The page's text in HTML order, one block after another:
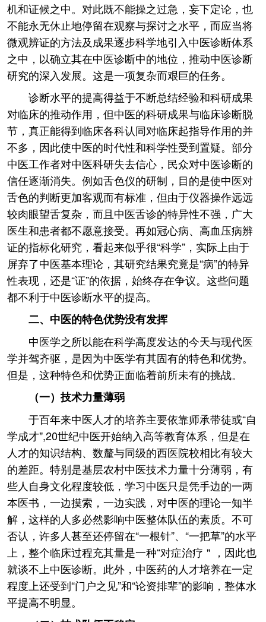
机和证候之中。对此既不能操之过急，妄下定论，也
不能永无休止地停留在观察与探讨之水平，而应当将
微观辨证的方法及成果逐步科学地引入中医诊断体系
之中，以确立其在中医诊断中的地位，推动中医诊断
研究的深入发展。这是一项复杂而艰巨的任务。
诊断水平的提高得益于不断总结经验和科研成果
对临床的推动作用，但中医的科研成果与临床诊断脱
节，真正能得到临床各科认同对临床起指导作用的并
不多，因此使中医的时代性和科学性受到置疑。部分
中医工作者对中医科研失去信心，民众对中医诊断的
信任逐渐消失。例如舌色仪的研制，目的是使中医对
舌色的判断更加客观而有标准，但由于仪器操作远远
较肉眼望舌复杂，而且中医舌诊的特异性不强，广大
医生和患者都不愿意接受。再如冠心病、高血压病辨
证的指标化研究，看起来似乎很“科学”，实际上由于
屏弃了中医基本理论，其研究结果究竟是“病”的特异
性表现，还是“证”的依据，始终存在争议。这些问题
都不利于中医诊断水平的提高。
二、中医的特色优势没有发挥
中医学之所以能在科学高度发达的今天与现代医
学并驾齐驱，是因为中医学有其固有的特色和优势。
但是，这种特色和优势正面临着前所未有的挑战。
（一）技术力量薄弱
于百年来中医人才的培养主要依靠师承带徒或“自
学成才",20世纪中医开始纳入高等教育体系，但是在
人才的知识结构、数釐与同级的西医院校相比有较大
的差距。特别是基层农村中医技术力量十分薄弱，有
些人自身文化程度较低，学习中医只是凭手边的一两
本医书，一边摸索，一边实践，对中医的理论一知半
解，这样的人多必然影响中医整体队伍的素质。不可
否认，许多人甚至还停留在“一根针”、“一把草”的水平
上，整个临床过程充其量是一种“对症治疗＂，因此也
就谈不上中医诊断。此外，中医药的人才培养在一定
程度上还受到“门户之见”和“论资排辈”的影响，整体水
平提高不明显。